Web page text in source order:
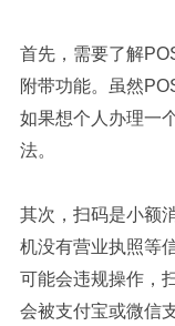
首先，需要了解
附带功能。虽然
如果想个人办理一
法。
其次，扫码是小额
机没有营业执照等
可能会违规操作，
会被支付宝或微信